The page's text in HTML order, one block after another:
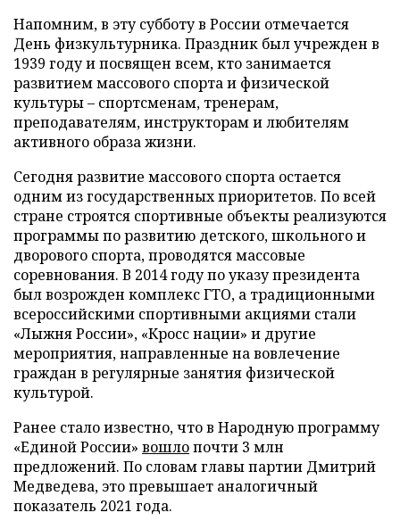
Напомним, в эту субботу в России отмечается
День физкультурника. Праздник был учрежден в
1939 году и посвящен всем, кто занимается
развитием массового спорта и физической
культуры – спортсменам, тренерам,
преподавателям, инструкторам и любителям
активного образа жизни.
Сегодня развитие массового спорта остается
одним из государственных приоритетов. По всей
стране строятся спортивные объекты реализуются
программы по развитию детского, школьного и
дворового спорта, проводятся массовые
соревнования. В 2014 году по указу президента
был возрожден комплекс ГТО, а традиционными
всероссийскими спортивными акциями стали
«Лыжня России», «Кросс нации» и другие
мероприятия, направленные на вовлечение
граждан в регулярные занятия физической
культурой.
Ранее стало известно, что в Народную программу
«Единой России» вошлопочти 3 млн
предложений. По словам главы партии Дмитрий
Медведева, это превышает аналогичный
показатель 2021 года.